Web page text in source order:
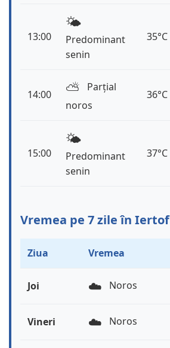
13:00
🌤️
Predominant
senin
35°C
14:00 ⛅️
Parțial
noros
36°C
15:00
🌤️
Predominant
senin
37°C
Vremea pe 7 zile în Iertof
Ziua Vremea
Joi ☁️ Noros
Vineri ☁️ Noros